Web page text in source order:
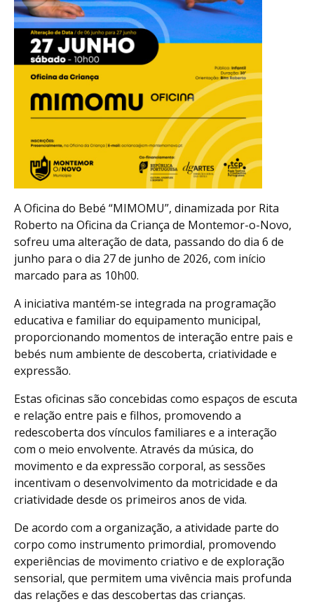
A Oficina do Bebé “MIMOMU”, dinamizada por Rita
Roberto na Oficina da Criança de Montemor-o-Novo,
sofreu uma alteração de data, passando do dia 6 de
junho para o dia 27 de junho de 2026, com início
marcado para as 10h00.
A iniciativa mantém-se integrada na programação
educativa e familiar do equipamento municipal,
proporcionando momentos de interação entre pais e
bebés num ambiente de descoberta, criatividade e
expressão.
Estas oficinas são concebidas como espaços de escuta
e relação entre pais e filhos, promovendo a
redescoberta dos vínculos familiares e a interação
com o meio envolvente. Através da música, do
movimento e da expressão corporal, as sessões
incentivam o desenvolvimento da motricidade e da
criatividade desde os primeiros anos de vida.
De acordo com a organização, a atividade parte do
corpo como instrumento primordial, promovendo
experiências de movimento criativo e de exploração
sensorial, que permitem uma vivência mais profunda
das relações e das descobertas das crianças.